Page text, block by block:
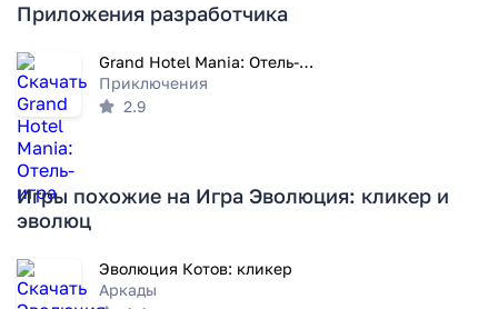
Приложения разработчика
Grand Hotel Mania: Отель-игра
Приключения
2.9
Игры похожие на Игра Эволюция: кликер и
эволюц
Эволюция Котов: кликер
Аркады